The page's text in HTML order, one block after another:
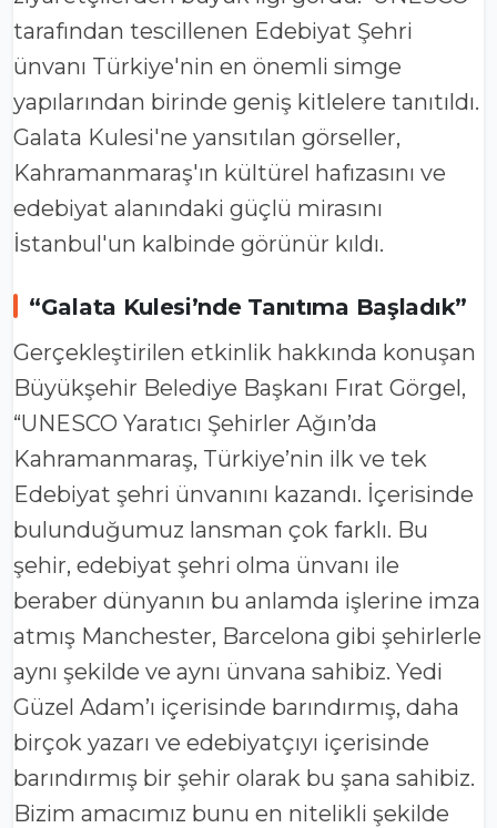
tarafından tescillenen Edebiyat Şehri
ünvanı Türkiye'nin en önemli simge
yapılarından birinde geniş kitlelere tanıtıldı.
Galata Kulesi'ne yansıtılan görseller,
Kahramanmaraş'ın kültürel hafızasını ve
edebiyat alanındaki güçlü mirasını
İstanbul'un kalbinde görünür kıldı.
“Galata Kulesi’nde Tanıtıma Başladık”
Gerçekleştirilen etkinlik hakkında konuşan
Büyükşehir Belediye Başkanı Fırat Görgel,
“UNESCO Yaratıcı Şehirler Ağın’da
Kahramanmaraş, Türkiye’nin ilk ve tek
Edebiyat şehri ünvanını kazandı. İçerisinde
bulunduğumuz lansman çok farklı. Bu
şehir, edebiyat şehri olma ünvanı ile
beraber dünyanın bu anlamda işlerine imza
atmış Manchester, Barcelona gibi şehirlerle
aynı şekilde ve aynı ünvana sahibiz. Yedi
Güzel Adam’ı içerisinde barındırmış, daha
birçok yazarı ve edebiyatçıyı içerisinde
barındırmış bir şehir olarak bu şana sahibiz.
Bizim amacımız bunu en nitelikli şekilde